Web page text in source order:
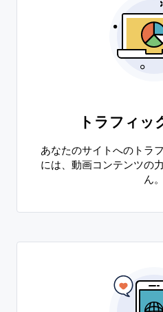
トラフィッ
あなたのサイトへのトラ
には、動画コンテンツの
ん。